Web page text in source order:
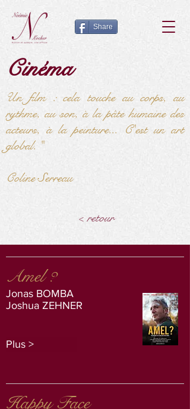
Share
Cinéma
Un film : cela touche au corps, au
rythme, au son, à la pâte humaine des
acteurs, à la peinture... C'est un art
global. "
Coline Serreau
< retour
Amel ?
Plus >
Jonas BOMBA
Joshua ZEHNER
Happy Face